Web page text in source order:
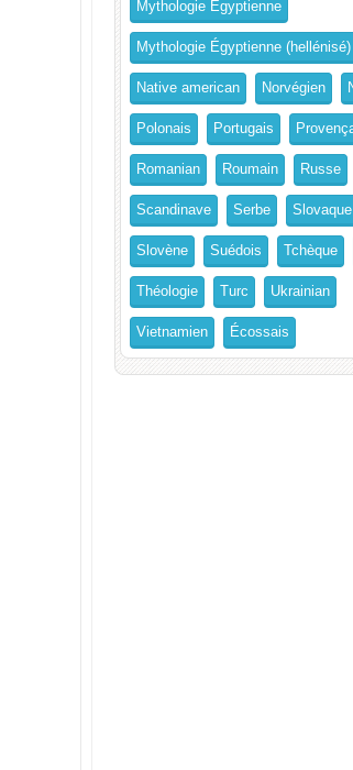
Mythologie Égyptienne
Mythologie Égyptienne (hellénisé)
Native american Norvégien
Polonais Portugais
Romanian Roumain Russe
Scandinave Serbe Slovaque
Slovène Suédois Tchèque
Théologie Turc Ukrainian
Vietnamien Écossais